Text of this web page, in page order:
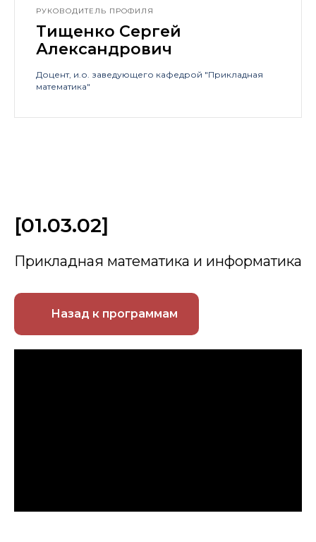
РУКОВОДИТЕЛЬ ПРОФИЛЯ
Тищенко Сергей
Александрович
Доцент, и.о. заведующего кафедрой "Прикладная
математика"
[01.03.02]
Прикладная математика и информатика
Назад к программам